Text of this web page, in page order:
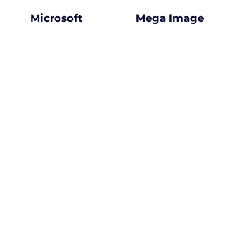
Microsoft Mega Image